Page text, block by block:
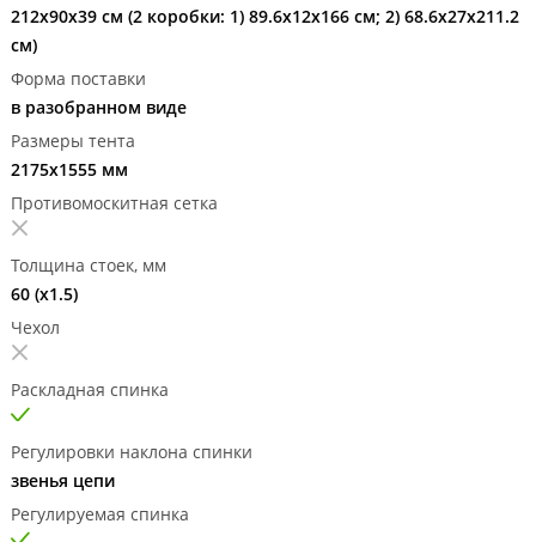
212x90x39 см (2 коробки: 1) 89.6x12x166 см; 2) 68.6x27x211.2
см)
Форма поставки
в разобранном виде
Размеры тента
2175х1555 мм
Противомоскитная сетка
Толщина стоек, мм
60 (х1.5)
Чехол
Раскладная спинка
Регулировки наклона спинки
звенья цепи
Регулируемая спинка